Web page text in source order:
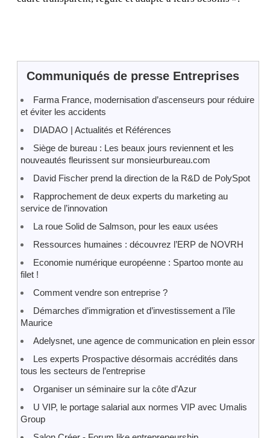
Communiqués de presse Entreprises
Farma France, modernisation d’ascenseurs pour réduire
et éviter les accidents
DIADAO | Actualités et Références
Siège de bureau : Les beaux jours reviennent et les
nouveautés fleurissent sur monsieurbureau.com
David Fischer prend la direction de la R&D de PolySpot
Rapprochement de deux experts du marketing au
service de l’innovation
La roue Solid de Salmson, pour les eaux usées
Ressources humaines : découvrez l’ERP de NOVRH
Economie numérique européenne : Spartoo monte au
filet !
Comment vendre son entreprise ?
Démarches d’immigration et d’investissement a l’île
Maurice
Adelysnet, une agence de communication en plein essor
Les experts Prospactive désormais accrédités dans
tous les secteurs de l’entreprise
Organiser un séminaire sur la côte d’Azur
U VIP, le portage salarial aux normes VIP avec Umalis
Group